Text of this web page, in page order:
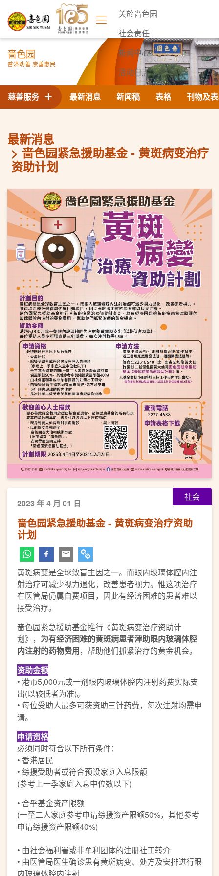
关於啬色园
社会责任
新闻中心
活动日志
联络我们
啬色园
普济劝善 崇善惠民
最新消息 新闻稿 表格 刊物及
慈善服务
最新消息
啬色园紧急援助基金 - 黄斑病变治疗
资助计划
社会
2023 年 4 月 01 日
啬色园紧急援助基金 - 黄斑病变治疗资助
计划
黄斑病变是全球致盲主因之一。而眼内玻璃体腔内注
射治疗可减少视力退化，改善患者视力。惟这项治疗
在医管局仍属自费项目，因此有经济困难的患者难以
接受治疗。
啬色园紧急援助基金推行《黄斑病变治疗资助计
划》， 为有经济困难的黄斑病患者津助眼内玻璃体腔
内注射的药物费用，帮助他们抓紧治疗的黄金机会。
资助金额
• 港币5,000元或一剂眼内玻璃体腔内注射药费实际支
出(以较低者为准)。
• 每位受助人最多可获资助三针药费，每次注射均需申
请。
申请资格
必须同时符合以下所有条件：
• 香港居民
• 综援受助者或符合预设家庭入息限额
(参考上一季家庭入息中位数以下)
• 合乎基金资产限额
(一至二人家庭参考申请综援资产限额50%，其他参考
申请综援资产限额40%)
• 由社会福利署或非牟利团体的注册社工转介
• 由医管局医生确诊患有黄斑病变、处方及安排进行眼
内玻璃体腔内注射